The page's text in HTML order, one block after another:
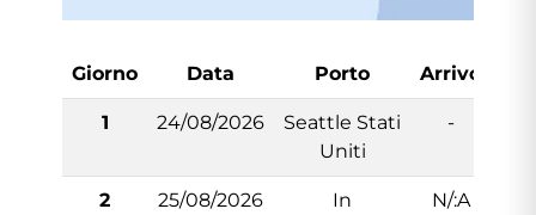
Giorno Data Porto Arrivo
1 24/08/2026
Seattle Stati
Uniti
-
2 25/08/2026
In
N/:A